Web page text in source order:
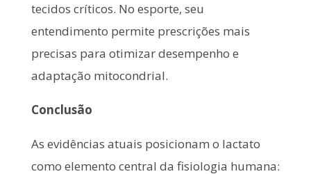
tecidos críticos. No esporte, seu
entendimento permite prescrições mais
precisas para otimizar desempenho e
adaptação mitocondrial.
Conclusão
As evidências atuais posicionam o lactato
como elemento central da fisiologia humana: